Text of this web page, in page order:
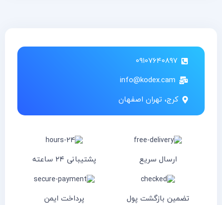
۰۹۱۰۷۶۴۰۸۹۷
info@kodex.cam
کرج، تهران اصفهان
ارسال سریع پشتیبانی ۲۴ ساعته
تضمین بازگشت پول پرداخت ایمن